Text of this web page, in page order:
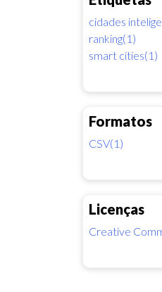
cidades
ranking(1)
smart cities(1)
Formatos
CSV(1)
Licenças
Creative